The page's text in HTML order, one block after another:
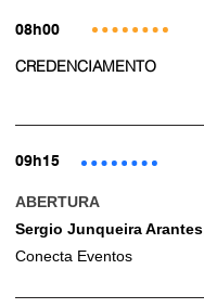
08h00
CREDENCIAMENTO
09h15
ABERTURA
Sergio Junqueira Arantes
Conecta Eventos